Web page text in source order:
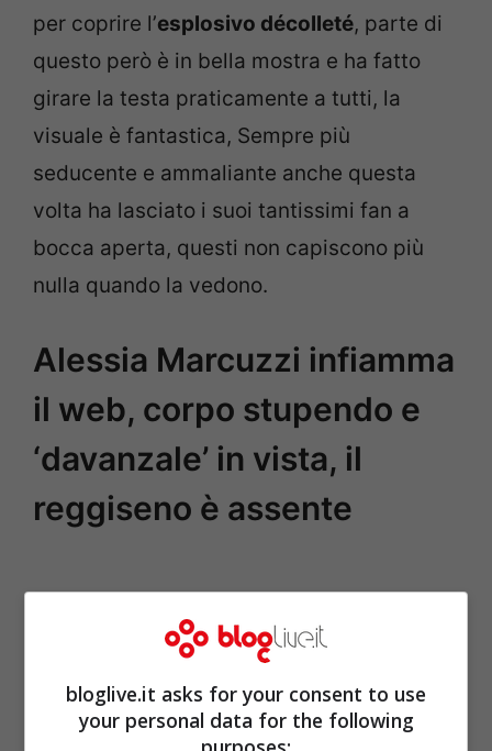
per coprire l’esplosivo décolleté, parte di
questo però è in bella mostra e ha fatto
girare la testa praticamente a tutti, la
visuale è fantastica, Sempre più
seducente e ammaliante anche questa
volta ha lasciato i suoi tantissimi fan a
bocca aperta, questi non capiscono più
nulla quando la vedono.
Alessia Marcuzzi infiamma
il web, corpo stupendo e
‘davanzale’ in vista, il
reggiseno è assente
bloglive.it asks for your consent to use
your personal data for the following